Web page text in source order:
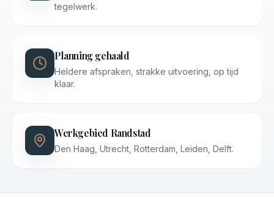
tegelwerk.
Planning gehaald
Heldere afspraken, strakke uitvoering, op tijd
klaar.
Werkgebied Randstad
Den Haag, Utrecht, Rotterdam, Leiden, Delft.